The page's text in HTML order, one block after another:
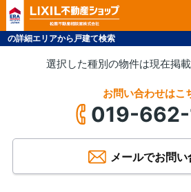
の詳細エリアから戸建て検索
選択した種別の物件は現在掲載
お問い合わせはこ
019-
メールでお問い